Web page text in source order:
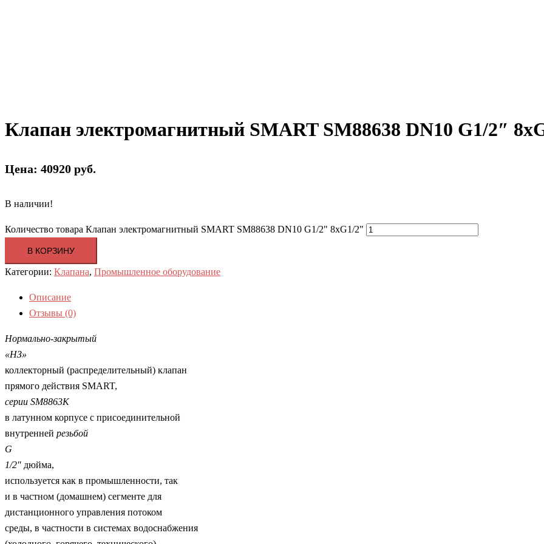
Клапан электромагнитный SMART SM88638 DN10 G1/2″
Цена: 40920 руб.
В наличии!
Количество товара Клапан электромагнитный SMART SM88638 DN10 G1/2" 8хG1/2"
В КОРЗИНУ
Категории: Клапана, Промышленное оборудование
Описание
Отзывы (0)
Нормально-закрытый
«НЗ»
коллекторный (распределительный) клапан
прямого действия SMART,
серии SM8863К
в латунном корпусе с присоединительной
внутренней резьбой
G
1/2″ дюйма,
используется как в промышленности, так
и в частном (домашнем) сегменте для
дистанционного управления потоком
среды, в частности в системах водоснабжения